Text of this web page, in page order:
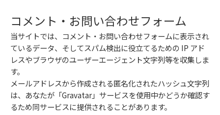
コメント・お問い合わせフォーム
当サイトでは、コメント・お問い合わせフォームに表示され
ているデータ、そしてスパム検出に役立てるための IP アド
レスやブラウザのユーザーエージェント文字列等を収集しま
す。
メールアドレスから作成される匿名化されたハッシュ文字列
は、あなたが「Gravatar」サービスを使用中かどうか確認す
るため同サービスに提供されることがあります。